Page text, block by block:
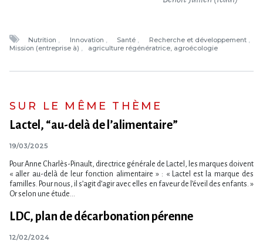
Nutrition Innovation Santé
Recherche et développement
Mission (entreprise à)
agriculture régénératrice, agroécologie
SUR LE MÊME THÈME
Lactel, “au-delà de l’alimentaire”
19/03/2025
Pour Anne Charlès-Pinault, directrice générale de Lactel, les marques doivent
« aller au-delà de leur fonction alimentaire » : « Lactel est la marque des
familles. Pour nous, il s’agit d’agir avec elles en faveur de l’éveil des enfants. »
Or selon une étude...
LDC, plan de décarbonation pérenne
12/02/2024